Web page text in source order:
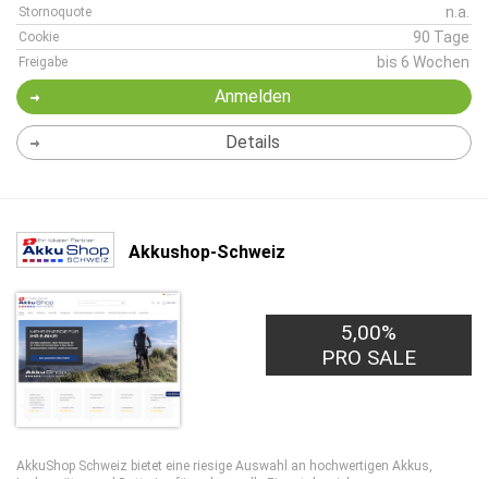
Stornoquote n.a.
Cookie 90 Tage
Freigabe bis 6 Wochen
Anmelden
Details
Akkushop-Schweiz
5,00%
PRO SALE
AkkuShop Schweiz bietet eine riesige Auswahl an hochwertigen Akkus,